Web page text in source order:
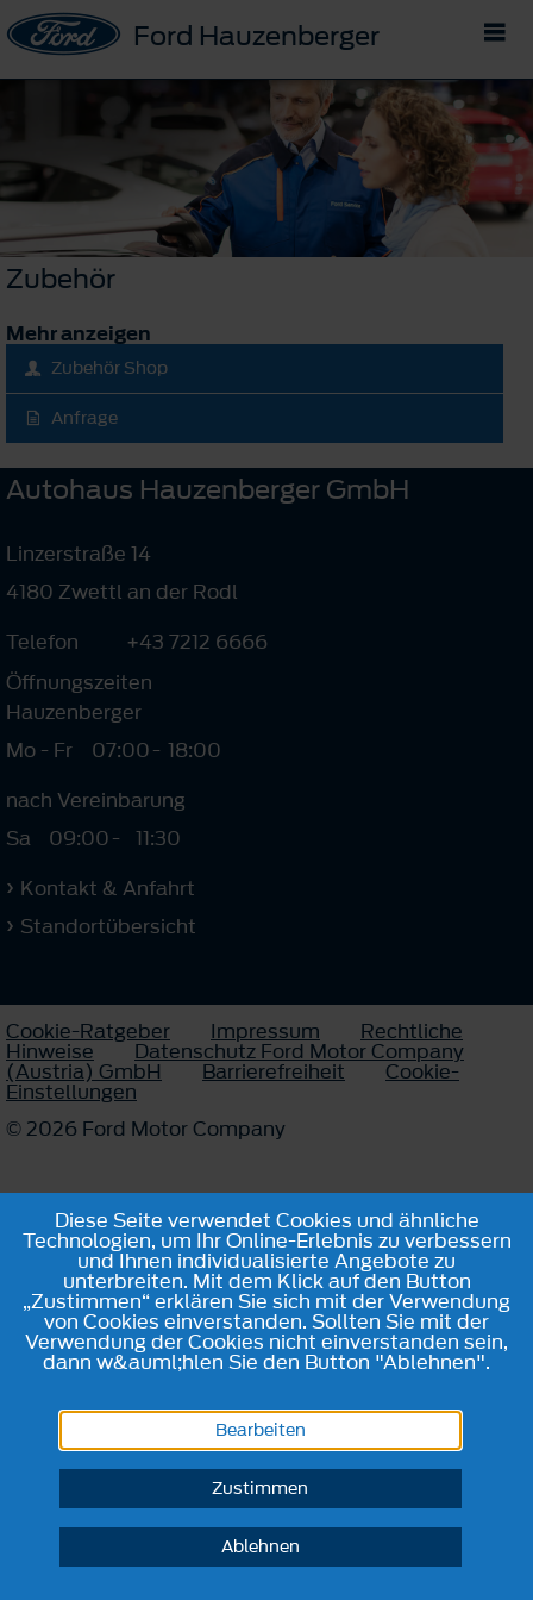
Ford Hauzenberger
Zubehör
Mehr anzeigen
Zubehör Shop
Anfrage
Autohaus Hauzenberger GmbH
Linzerstraße 14
4180 Zwettl an der Rodl
Telefon
+43 7212 6666
Öffnungszeiten
Hauzenberger
Mo - Fr
07:00- 18:00
nach Vereinbarung
Sa
09:00- 11:30
Kontakt & Anfahrt
Standortübersicht
Cookie-Ratgeber Impressum Rechtliche
Hinweise Datenschutz Ford Motor Company
(Austria) GmbH Barrierefreiheit Cookie-
Einstellungen
© 2026 Ford Motor Company
Diese Seite verwendet Cookies und ähnliche
Technologien, um Ihr Online-Erlebnis zu verbessern
und Ihnen individualisierte Angebote zu
unterbreiten. Mit dem Klick auf den Button
„Zustimmen“ erklären Sie sich mit der Verwendung
von Cookies einverstanden. Sollten Sie mit der
Verwendung der Cookies nicht einverstanden sein,
dann w&auml;hlen Sie den Button "Ablehnen".
Bearbeiten
Zustimmen
Ablehnen